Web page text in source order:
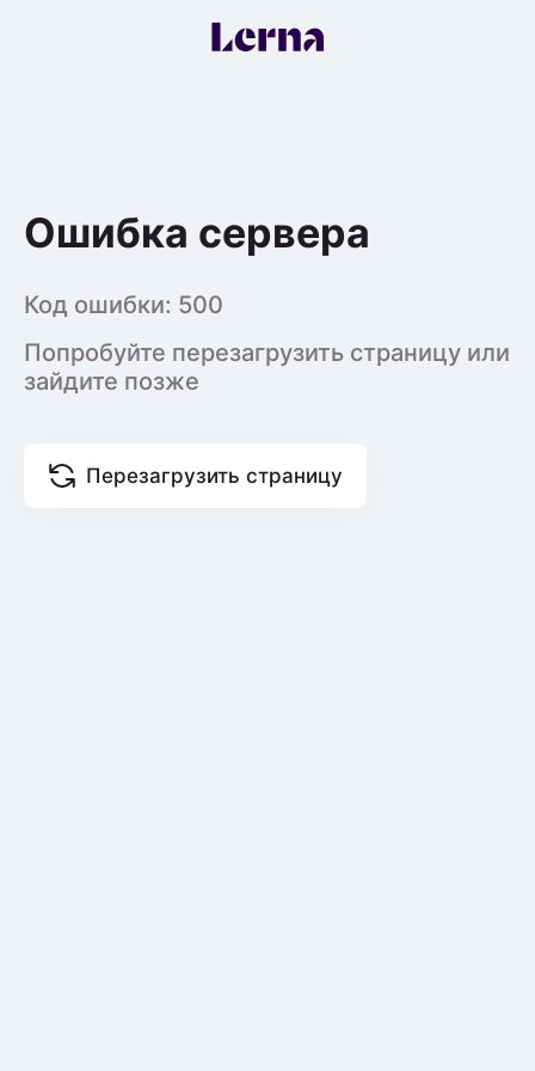
Ошибка сервера
Код ошибки: 500
Попробуйте перезагрузить страницу или
зайдите позже
Перезагрузить страницу